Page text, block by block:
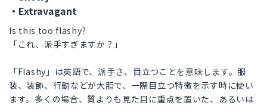
・Extravagant
Is this too flashy?
「これ、派手すぎますか？」
「Flashy」は英語で、派手さ、目立つことを意味します。服
装、装飾、行動などが大胆で、一際目立つ特徴を示す時に使い
ます。多くの場合、質よりも見た目に重点を置いた、あるいは